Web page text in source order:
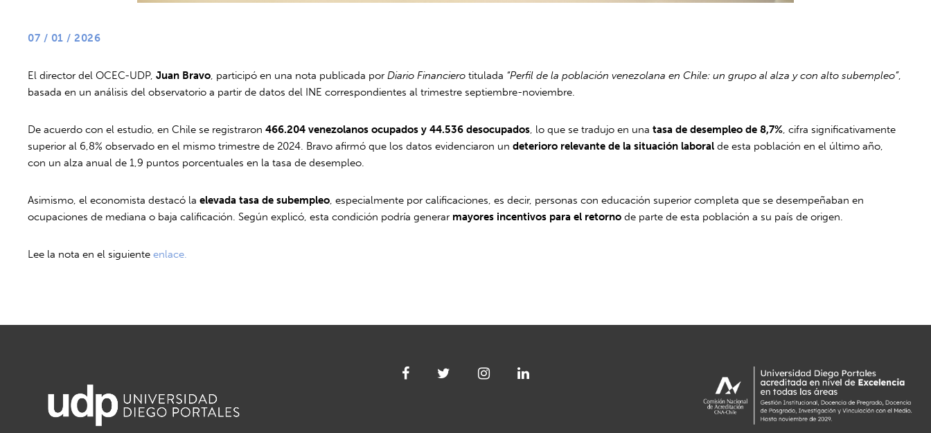
07 / 01 / 2026
El director del OCEC-UDP,Juan Bravo, participó en una nota publicada porDiario Financiero titulada “Perfil de la población venezolana en Chile: un grupo al alza y con alto subempleo”,
basada en un análisis del observatorio a partir de datos del INE correspondientes al trimestre septiembre-noviembre.
De acuerdo con el estudio, en Chile se registraron466.204 venezolanos ocupados y 44.536 desocupados, lo que se tradujo en unatasa de desempleo de 8,7%, cifra significativamente
superior al 6,8% observado en el mismo trimestre de 2024. Bravo afirmó que los datos evidenciaron undeterioro relevante de la situación laboral de esta población en el último año,
con un alza anual de 1,9 puntos porcentuales en la tasa de desempleo.
Asimismo, el economista destacó laelevada tasa de subempleo, especialmente por calificaciones, es decir, personas con educación superior completa que se desempeñaban en
ocupaciones de mediana o baja calificación. Según explicó, esta condición podría generar mayores incentivos para el retorno de parte de esta población a su país de origen.
Lee la nota en el siguienteenlace.